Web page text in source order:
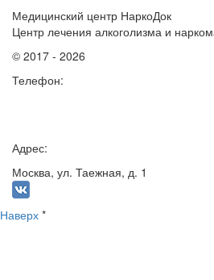
Медицинский центр НаркоДок
Центр лечения алкоголизма и
© 2017 - 2026
Телефон:
Адрес:
Москва, ул. Таежная, д. 1
Наверх *